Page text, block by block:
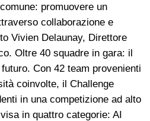
promuovere un
collaborazione e
Vivien Delaunay, Direttore
Oltre 40 squadre in gara: il
Con 42 team provenienti
coinvolte, il Challenge
in una competizione ad alto
in quattro categorie: AI